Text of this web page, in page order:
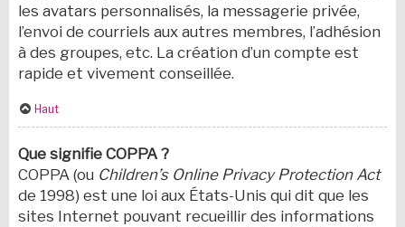
les avatars personnalisés, la messagerie privée,
l’envoi de courriels aux autres membres, l’adhésion
à des groupes, etc. La création d’un compte est
rapide et vivement conseillée.
Haut
Que signifie COPPA ?
COPPA (ou Children’s Online Privacy Protection Act
de 1998) est une loi aux États-Unis qui dit que les
sites Internet pouvant recueillir des informations